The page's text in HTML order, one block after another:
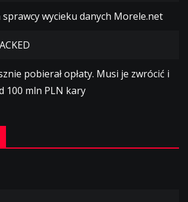
wycieku danych Morele.net
pobierał opłaty. Musi je zwrócić i
100 mln PLN kary